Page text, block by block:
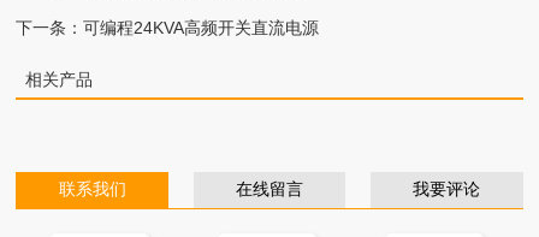
下一条：可编程24KVA高频开关直流电源
相关产品
联系我们 在线留言 我要评论